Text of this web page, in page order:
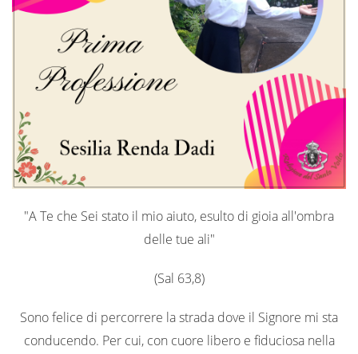
"A Te che Sei stato il mio aiuto, esulto di gioia all'ombra
delle tue ali"
(Sal 63,8)
Sono felice di percorrere la strada dove il Signore mi sta
conducendo. Per cui, con cuore libero e fiduciosa nella